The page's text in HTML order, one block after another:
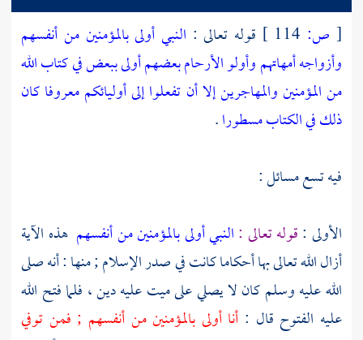
[ ص: قوله تعالى : النبي أولى بالمؤمنين من أنفسهم
وأزواجه أمهاتهم وأولو الأرحام بعضهم أولى ببعض في كتاب الله
من المؤمنين والمهاجرين إلا أن تفعلوا إلى أوليائكم معروفا كان
ذلك في الكتاب مسطورا.
فيه تسع مسائل :
الأولى :قوله تعالى :النبي أولى بالمؤمنين من أنفسهم هذه الآية
أزال الله تعالى بها أحكاما كانت في صدر الإسلام ; منها : أنه صلى
الله عليه وسلم كان لا يصلي على ميت عليه دين ، فلما فتح الله
عليه الفتوح قال : أنا أولى بالمؤمنين من أنفسهم ; فمن توفي